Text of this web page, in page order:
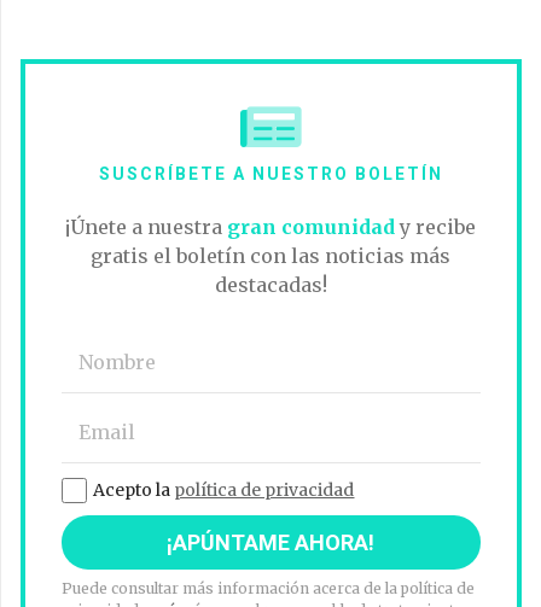
SUSCRÍBETE A NUESTRO BOLETÍN
¡Únete a nuestra gran comunidad y recibe
gratis el boletín con las noticias más
destacadas!
Acepto la política de privacidad
Puede consultar más información acerca de la política de